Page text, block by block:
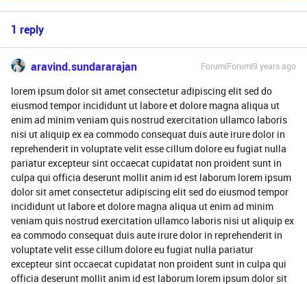
1 reply
aravind.sundararajan Forum|Forum|9 years ago
lorem ipsum dolor sit amet consectetur adipiscing elit sed do
eiusmod tempor incididunt ut labore et dolore magna aliqua ut
enim ad minim veniam quis nostrud exercitation ullamco laboris
nisi ut aliquip ex ea commodo consequat duis aute irure dolor in
reprehenderit in voluptate velit esse cillum dolore eu fugiat nulla
pariatur excepteur sint occaecat cupidatat non proident sunt in
culpa qui officia deserunt mollit anim id est laborum lorem ipsum
dolor sit amet consectetur adipiscing elit sed do eiusmod tempor
incididunt ut labore et dolore magna aliqua ut enim ad minim
veniam quis nostrud exercitation ullamco laboris nisi ut aliquip ex
ea commodo consequat duis aute irure dolor in reprehenderit in
voluptate velit esse cillum dolore eu fugiat nulla pariatur
excepteur sint occaecat cupidatat non proident sunt in culpa qui
officia deserunt mollit anim id est laborum lorem ipsum dolor sit